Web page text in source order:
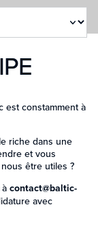
est constamment à
riche dans une
et vous
être utiles ?
contact@baltic-
avec